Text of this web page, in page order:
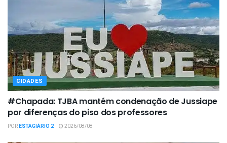
CIDADES
#Chapada: TJBA mantém condenação de Jussiape
por diferenças do piso dos professores
PORESTAGIÁRIO 2 2026/08/08